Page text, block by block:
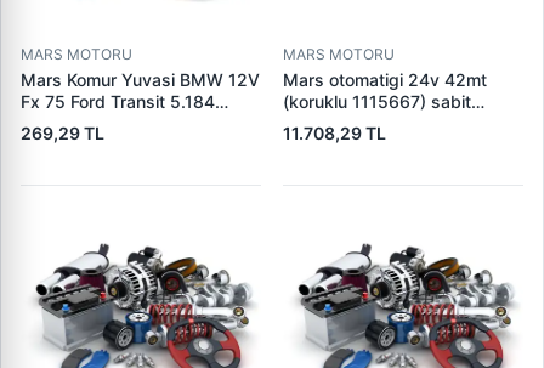
MARS MOTORU
Mars Komur Yuvasi BMW 12V
Fx 75 Ford Transit 5.184
Visteon | PARS PRS-BHL230
| OEM 97VB11000AA
269,29 TL
MARS MOTORU
Mars otomatigi 24v 42mt
(koruklu 1115667) sabit
pistonlu 3604650rx 7t0258
7x1955
11.708,29 TL